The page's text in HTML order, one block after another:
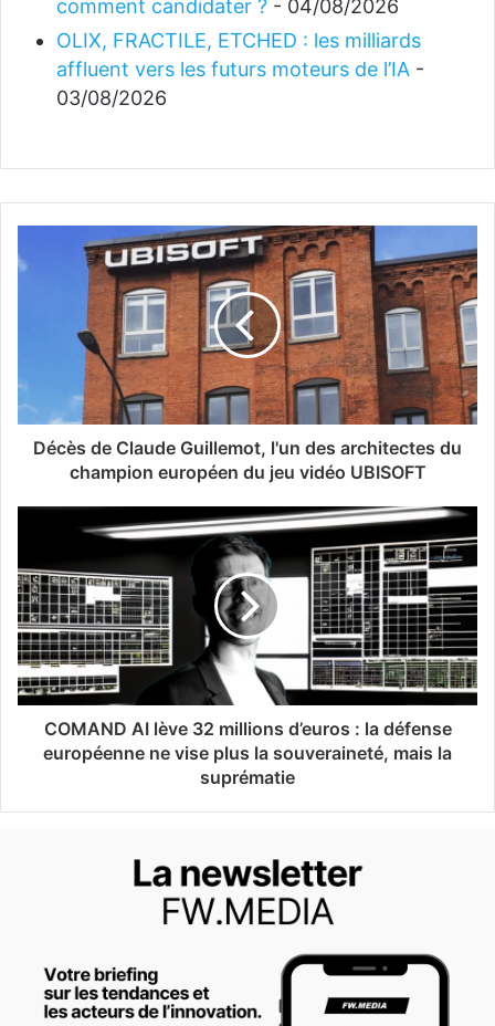
comment candidater ? - 04/08/2026
OLIX, FRACTILE, ETCHED : les milliards
affluent vers les futurs moteurs de l’IA -
03/08/2026
Décès de Claude Guillemot, l'un des architectes du
champion européen du jeu vidéo UBISOFT
COMAND AI lève 32 millions d’euros : la défense
européenne ne vise plus la souveraineté, mais la
suprématie